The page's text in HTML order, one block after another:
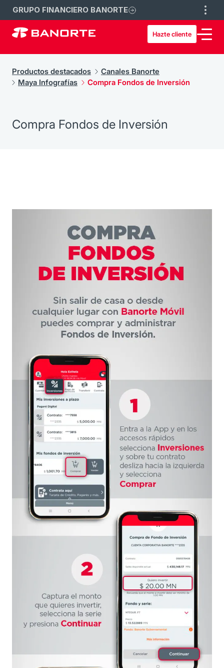
GRUPO FINANCIERO BANORTE
Hazte cliente
Productos destacados
Canales Banorte
Maya Infografías
Compra Fondos de Inversión
Compra Fondos de Inversión